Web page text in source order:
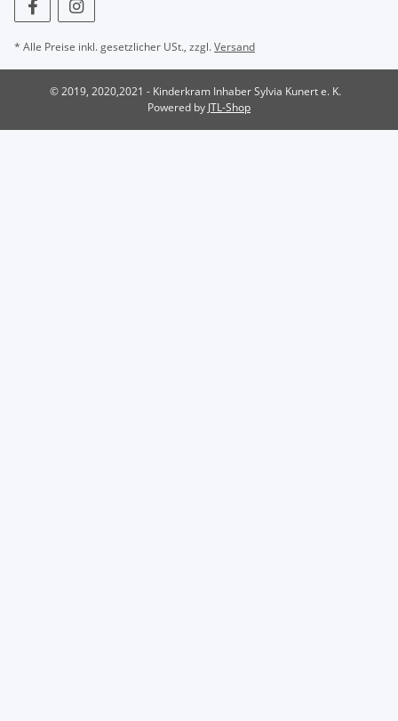
* Alle Preise inkl. gesetzlicher USt., zzgl.Versand
© 2019, 2020,2021 - Kinderkram Inhaber Sylvia Kunert e. K.
Powered by JTL-Shop